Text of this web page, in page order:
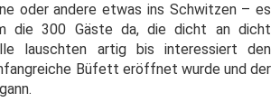
oder andere etwas ins Schwitzen – es
die 300 Gäste da, die dicht an dicht
lauschten artig bis interessiert den
Büfett eröffnet wurde und der